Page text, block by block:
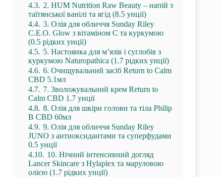
4.3. 2. HUM Nutrition Raw Beauty – напій з
таїтянської ванілі та ягід (8.5 унції)
4.4. 3. Олія для обличчя Sunday Riley
C.E.O. Glow з вітаміном С та куркумою
(0.5 рідких унції)
4.5. 5. Настоянка для м’язів і суглобів з
куркумою Naturopathica (1.7 рідких унції)
4.6. 6. Очищувальний засіб Return to Calm
CBD 5.1мл
4.7. 7. Зволожувальний крем Return to
Calm CBD 1.7 унції
4.8. 8. Олія для шкіри голови та тіла Philip
B CBD 60мл
4.9. 9. Олія для обличчя Sunday Riley
JUNO з антиоксидантами та суперфудами
0.5 унції
4.10. 10. Нічний інтенсивний догляд
Lancer Skincare з Hylaplex та маруловою
олією (1.7 рідких унції)